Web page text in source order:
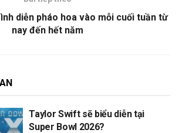
diễn pháo hoa vào mỗi cuối tuần từ
nay đến hết năm
Taylor Swift sẽ biểu diễn tại
Super Bowl 2026?